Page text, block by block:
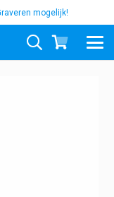
mogelijk!